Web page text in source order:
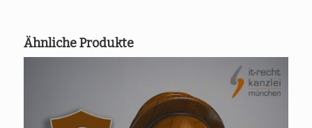
Ähnliche Produkte